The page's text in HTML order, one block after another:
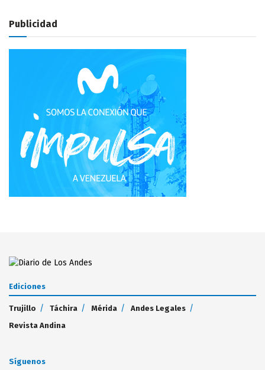
Publicidad
Ediciones
Trujillo Táchira Mérida
Andes Legales
Revista Andina
Síguenos